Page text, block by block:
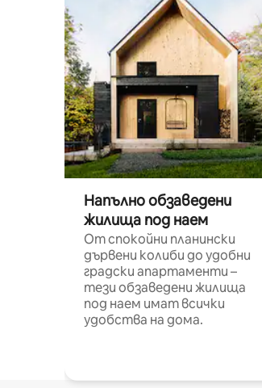
Напълно обзаведени
жилища под наем
От спокойни планински
дървени колиби до удобни
градски апартаменти –
тези обзаведени жилища
под наем имат всички
удобства на дома.